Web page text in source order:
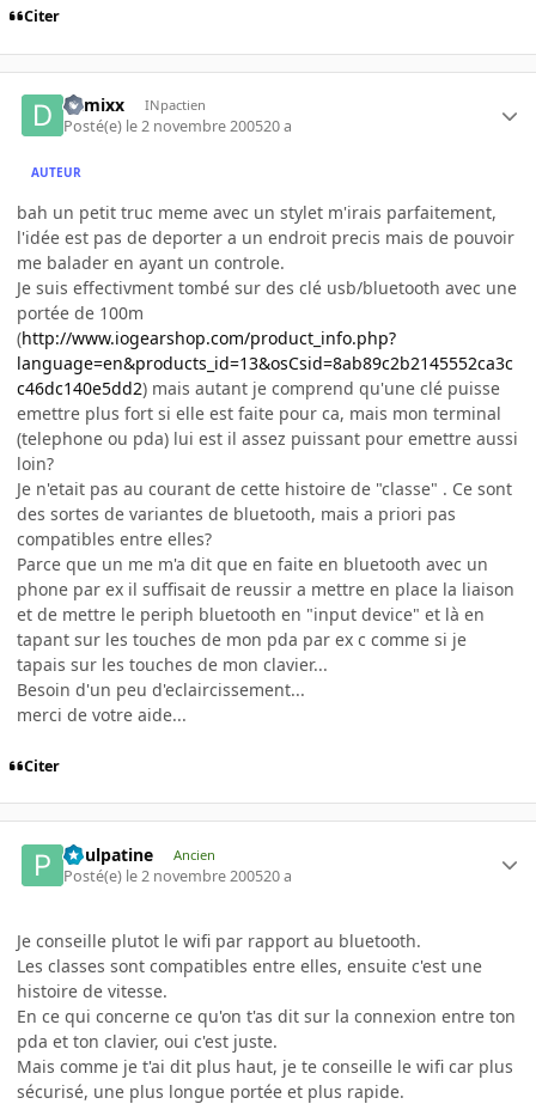
Citer
damixx INpactien
Posté(e) le 2 novembre 200520 a
AUTEUR
bah un petit truc meme avec un stylet m'irais parfaitement,
l'idée est pas de deporter a un endroit precis mais de pouvoir
me balader en ayant un controle.
Je suis effectivment tombé sur des clé usb/bluetooth avec une
portée de 100m
(http://www.iogearshop.com/product_info.php?
language=en&products_id=13&osCsid=8ab89c2b2145552ca3c
c46dc140e5dd2) mais autant je comprend qu'une clé puisse
emettre plus fort si elle est faite pour ca, mais mon terminal
(telephone ou pda) lui est il assez puissant pour emettre aussi
loin?
Je n'etait pas au courant de cette histoire de "classe" . Ce sont
des sortes de variantes de bluetooth, mais a priori pas
compatibles entre elles?
Parce que un me m'a dit que en faite en bluetooth avec un
phone par ex il suffisait de reussir a mettre en place la liaison
et de mettre le periph bluetooth en "input device" et là en
tapant sur les touches de mon pda par ex c comme si je
tapais sur les touches de mon clavier...
Besoin d'un peu d'eclaircissement...
merci de votre aide...
Citer
Poulpatine Ancien
Posté(e) le 2 novembre 200520 a
Je conseille plutot le wifi par rapport au bluetooth.
Les classes sont compatibles entre elles, ensuite c'est une
histoire de vitesse.
En ce qui concerne ce qu'on t'as dit sur la connexion entre ton
pda et ton clavier, oui c'est juste.
Mais comme je t'ai dit plus haut, je te conseille le wifi car plus
sécurisé, une plus longue portée et plus rapide.